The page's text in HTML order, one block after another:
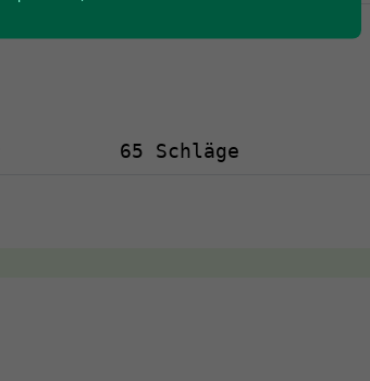
65 Schläge